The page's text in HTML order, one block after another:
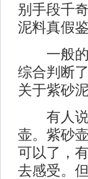
别手段千
泥料真假鉴
一般的
综合判断
关于紫砂
有人说
壶。紫砂
可以了，
去感受。